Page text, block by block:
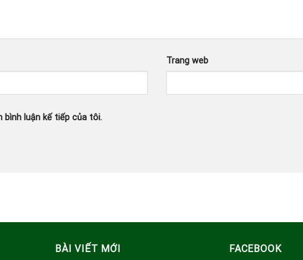
Trang web
bình luận kế tiếp của tôi.
BÀI VIẾT MỚI FACEBOOK